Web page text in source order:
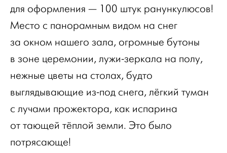
для оформления — 100 штук ранункулюсов!
Место с панорамным видом на снег
за окном нашего зала, огромные бутоны
в зоне церемонии, лужи-зеркала на полу,
нежные цветы на столах, будто
выглядывающие из-под снега, лёгкий туман
с лучами прожектора, как испарина
от тающей тёплой земли. Это было
потрясающе!